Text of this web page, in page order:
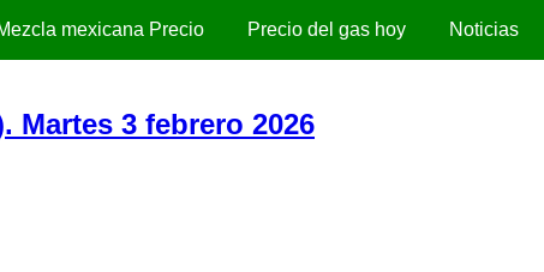
mexicana Precio Precio del gas hoy Noticias
Martes 3 febrero 2026